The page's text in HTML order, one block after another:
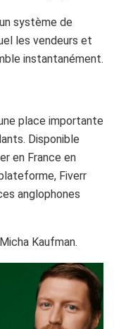
système de
les vendeurs et
instantanément.
place importante
Disponible
en France en
Fiverr
anglophones
Kaufman.